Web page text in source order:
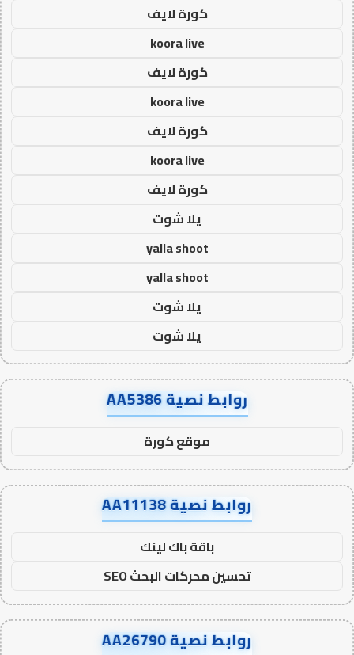
كورة لايف
koora live
كورة لايف
koora live
كورة لايف
koora live
كورة لايف
يلا شوت
yalla shoot
yalla shoot
يلا شوت
يلا شوت
روابط نصية AA5386
موقع كورة
روابط نصية AA11138
باقة باك لينك
تحسين محركات البحث SEO
روابط نصية AA26790